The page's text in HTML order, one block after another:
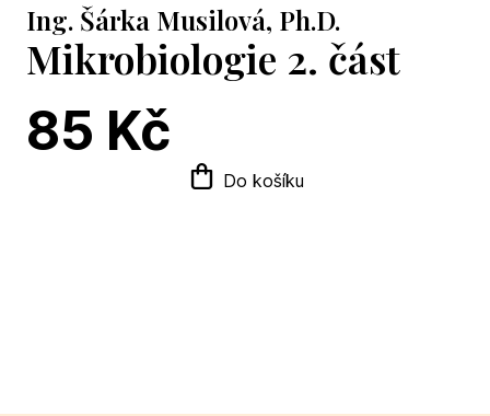
Ing. Šárka Musilová, Ph.D.
Mikrobiologie 2. část
85 Kč
Do košíku